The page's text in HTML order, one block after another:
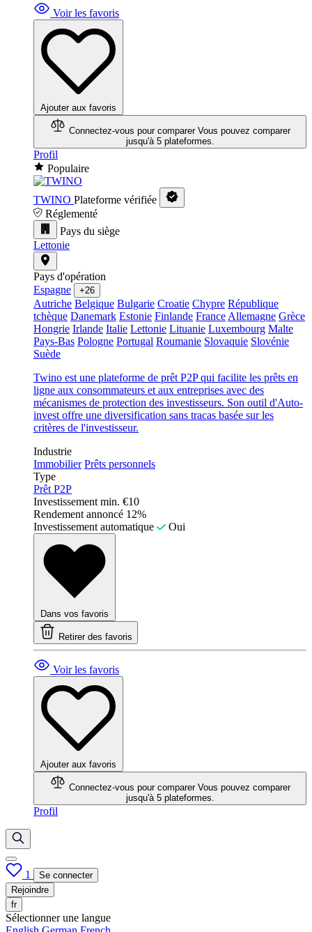
Voir les favoris
Ajouter aux favoris
Connectez-vous pour comparer Vous pouvez comparer
jusqu'à 5 plateformes.
Profil
Populaire
TWINO Plateforme vérifiée
Réglementé
Pays du siège
Lettonie
Pays d'opération
Espagne
+26
Autriche Belgique Bulgarie Croatie Chypre République
tchèque Danemark Estonie Finlande France Allemagne Grèce
Hongrie Irlande Italie Lettonie Lituanie Luxembourg Malte
Pays-Bas Pologne Portugal Roumanie Slovaquie Slovénie
Suède
Twino est une plateforme de prêt P2P qui facilite les prêts en
ligne aux consommateurs et aux entreprises avec des
mécanismes de protection des investisseurs. Son outil d'Auto-
invest offre une diversification sans tracas basée sur les
critères de l'investisseur.
Industrie
Immobilier Prêts personnels
Type
Prêt P2P
Investissement min. €10
Rendement annoncé 12%
Investissement automatique
Oui
Dans vos favoris
Retirer des favoris
Voir les favoris
Ajouter aux favoris
Connectez-vous pour comparer Vous pouvez comparer
jusqu'à 5 plateformes.
Profil
1
Se connecter
Rejoindre
fr
Sélectionner une langue